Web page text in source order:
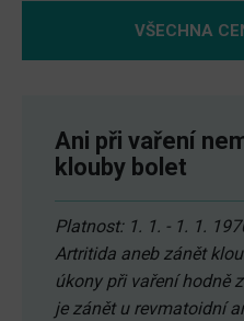
VŠECHNA
Ani při vaření
klouby bolet
Platnost: 1. 1. - 1. 1.
Artritida aneb zánět
úkony při vaření hodně
je zánět u revmatoidní